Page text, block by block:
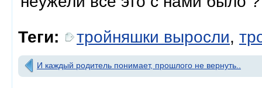
Теги:
тройняшки выросли,
И каждый родитель понимает, прошлого не вернуть..